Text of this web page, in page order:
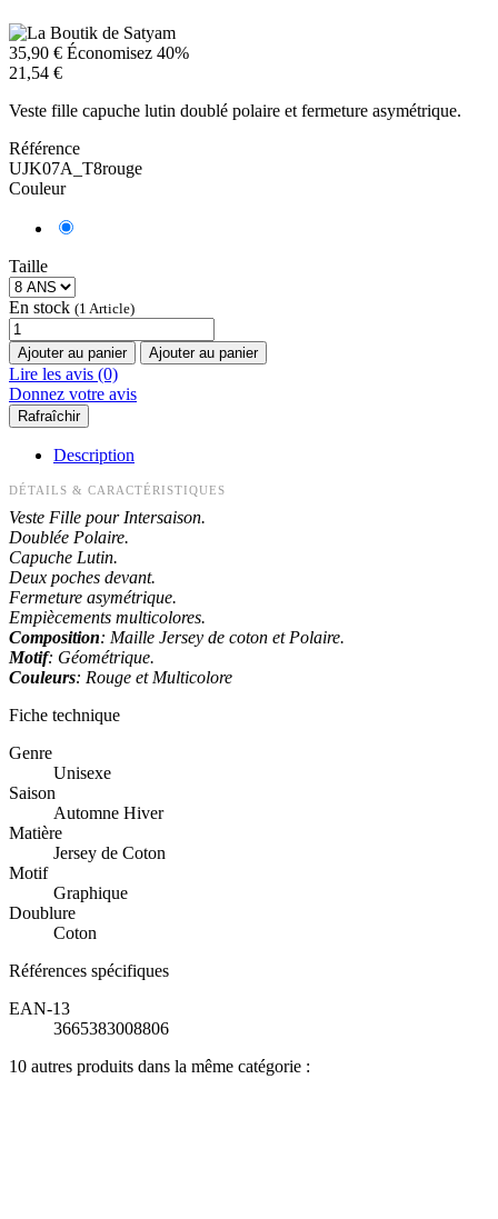
35,90 € Économisez 40%
21,54 €
Veste fille capuche lutin doublé polaire et fermeture asymétrique.
Référence
UJK07A_T8rouge
Couleur
Taille
En stock (1 Article)
Ajouter au panier Ajouter au panier
Lire les avis (0)
Donnez votre avis
Description
DÉTAILS & CARACTÉRISTIQUES
Veste Fille pour Intersaison.
Doublée Polaire.
Capuche Lutin.
Deux poches devant.
Fermeture asymétrique.
Empiècements multicolores.
Composition: Maille Jersey de coton et Polaire.
Motif: Géométrique.
Couleurs: Rouge et Multicolore
Fiche technique
Genre
Unisexe
Saison
Automne Hiver
Matière
Jersey de Coton
Motif
Graphique
Doublure
Coton
Références spécifiques
EAN-13
3665383008806
10 autres produits dans la même catégorie :